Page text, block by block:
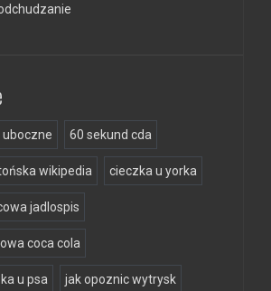
60 sekund cda
wikipedia cieczka u yorka
jadlospis
coca cola
u psa jak opoznic wytrysk